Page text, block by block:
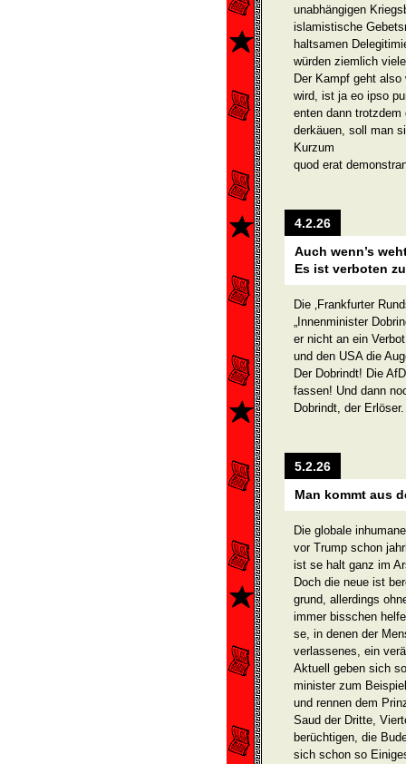
unabhän­gigen
islamis­tische
haltsamen
würden ziemlich
Der Kampf geht
wird, ist ja eo ipso
enten dann
derkäuen, soll man
Kurzum
quod erat
4.2.26
Auch wenn’s
Es ist verboten
Die ‚Frankfurter
„Innenminister
er nicht an ein
und den USA die
Der Dobrindt! Die
fassen! Und dann
Dobrindt, der Erlöser.
5.2.26
Man kommt aus
Die globale
vor Trump schon
ist se halt ganz im
Doch die neue ist
grund, allerdings
immer bisschen
se, in denen der
verlas­senes, ein
Aktuell geben sich
minister zum
und rennen dem
Saud der Dritte,
berüchtigen, die
sich schon so